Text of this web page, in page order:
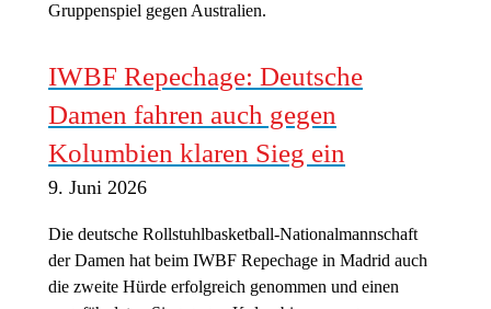
Gruppenspiel gegen Australien.
IWBF Repechage: Deutsche
Damen fahren auch gegen
Kolumbien klaren Sieg ein
9. Juni 2026
Die deutsche Rollstuhlbasketball-Nationalmannschaft
der Damen hat beim IWBF Repechage in Madrid auch
die zweite Hürde erfolgreich genommen und einen